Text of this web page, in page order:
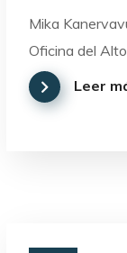
Mika
Oficina del
Leer